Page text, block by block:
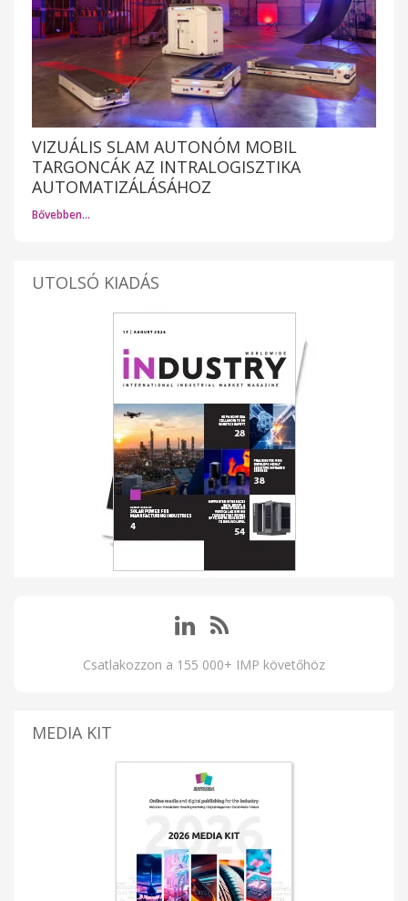
VIZUÁLIS SLAM AUTONÓM MOBIL
TARGONCÁK AZ INTRALOGISZTIKA
AUTOMATIZÁLÁSÁHOZ
Bővebben…
UTOLSÓ KIADÁS
Csatlakozzon a 155 000+ IMP követőhöz
MEDIA KIT